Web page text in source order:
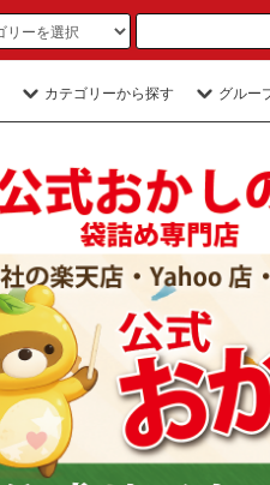
カテゴリーから探す グルー